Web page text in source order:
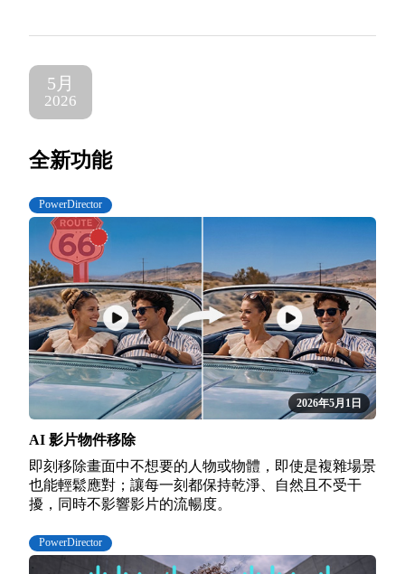
5月
2026
全新功能
PowerDirector
2026年5月1日
AI 影片物件移除
即刻移除畫面中不想要的人物或物體，即使是複雜場景
也能輕鬆應對；讓每一刻都保持乾淨、自然且不受干
擾，同時不影響影片的流暢度。
PowerDirector